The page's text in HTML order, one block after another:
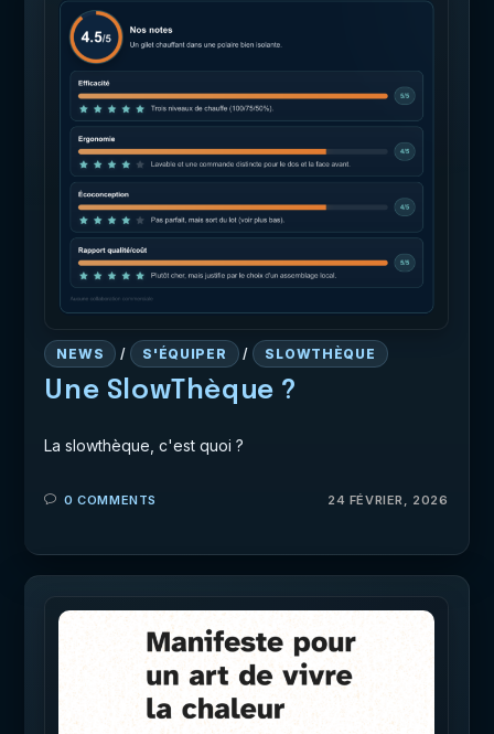
NEWS / S'ÉQUIPER / SLOWTHÈQUE
Une SlowThèque ?
La slowthèque, c'est quoi ?
0 COMMENTS 24 FÉVRIER, 2026